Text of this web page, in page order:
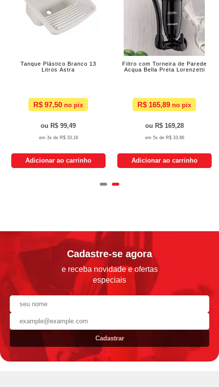
Tanque Plástico Branco 13
Litros Astra
R$ 97,50
R$ 99,49
3x de R$ 33,16
Adicionar ao carrinho
Filtro com Torneira de Parede
Acqua Bella Preta Lorenzetti
R$ 165,89
R$ 169,28
5x de R$ 33,86
Adicionar ao carrinho
Cadastre-se agora
e receba novidade e ofertas
especiais
Cadastrar